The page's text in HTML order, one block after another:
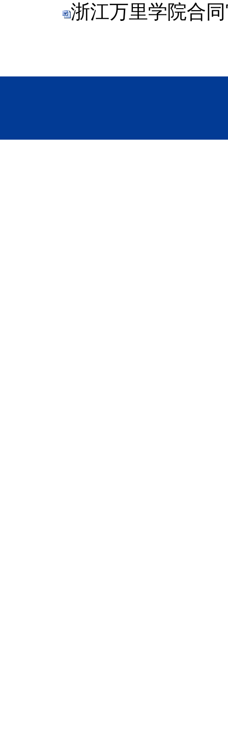
浙江万里学院合